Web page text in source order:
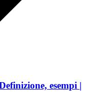
esempi |